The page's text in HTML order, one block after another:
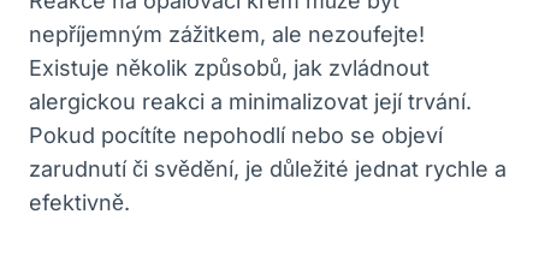
nepříjemným⁢ zážitkem, ale‌ nezoufejte!
Existuje několik způsobů, jak zvládnout
alergickou reakci a minimalizovat její trvání.
Pokud pocítíte ⁣nepohodlí nebo se objeví
zarudnutí či‍ svědění, je‍ důležité ‌jednat rychle a
⁤efektivně.